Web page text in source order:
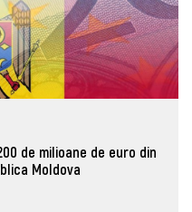
de milioane de euro din
Moldova